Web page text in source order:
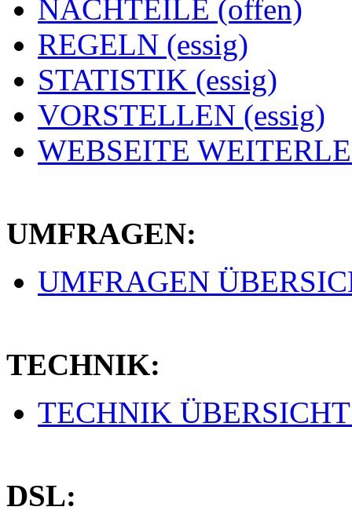
NACHTEILE (offen)
REGELN (essig)
STATISTIK (essig)
VORSTELLEN (essig)
WEBSEITE
UMFRAGEN:
UMFRAGEN
TECHNIK:
TECHNIK ÜBERSICHT
DSL: